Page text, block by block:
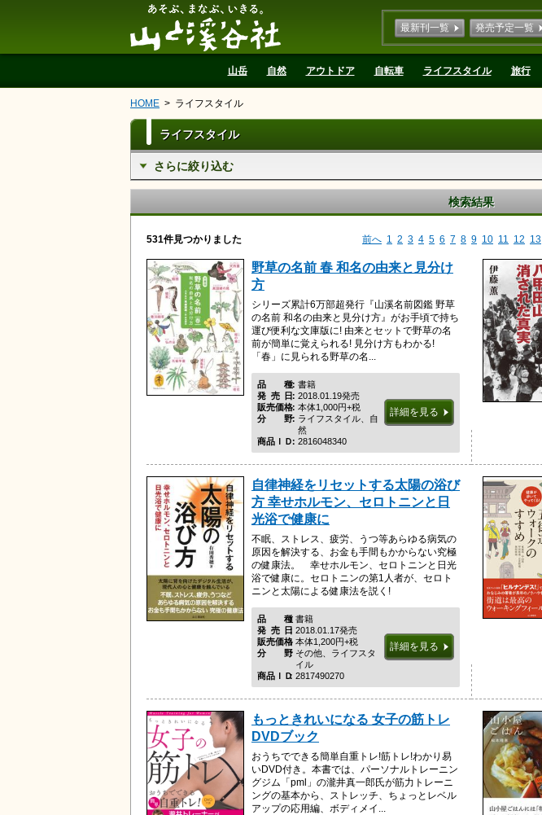
最新刊一覧 発売予定一覧
山岳 自然 アウトドア 自転車 ライフスタイル 旅行
HOME ライフスタイル
ライフスタイル
さらに絞り込む
検索結果
531件見つかりました 前へ 1 2 3 4 5 6 7 8 9 10 11 12 13
野草の名前 春 和名の由来と見分け
方
シリーズ累計6万部超発行『山溪名前図鑑 野草
の名前 和名の由来と見分け方』がお手頃で持ち
運び便利な文庫版に! 由来とセットで野草の名
前が簡単に覚えられる! 見分け方もわかる!
「春」に見られる野草の名...
品種
書籍
発売日 2018.01.19発売
販売価格 本体1,000円+税
分野ライフスタイル、自
然
商品ＩＤ 2816048340
詳細を見る
自律神経をリセットする太陽の浴び
方 幸せホルモン、セロトニンと日
光浴で健康に
不眠、ストレス、疲労、うつ等あらゆる病気の
原因を解決する、お金も手間もかからない究極
の健康法。 幸せホルモン、セロトニンと日光
浴で健康に。セロトニンの第1人者が、セロト
ニンと太陽による健康法を説く!
品種
書籍
発売日2018.01.17発売
販売価格 本体1,200円+税
分野その他、ライフスタ
イル
商品ＩＤ 2817490270
詳細を見る
もっときれいになる 女子の筋トレ
DVDブック
おうちでできる簡単自重トレ!筋トレ!わかり易
いDVD付き。本書では、パーソナルトレーニン
グジム「pml」の瀧井真一郎氏が筋力トレーニ
ングの基本から、ストレッチ、ちょっとレベル
アップの応用編、ボディメイ...